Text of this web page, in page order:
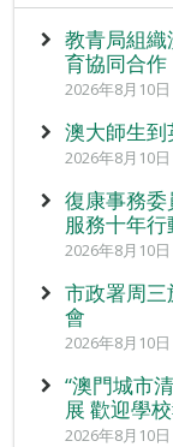
教青局組
育協同合作
2026年8月10日
澳大師生
2026年8月10
復康事務
服務十年
2026年8月10
市政署周
會
2026年8月10
“澳門城市
展 歡迎學
2026年8月10日